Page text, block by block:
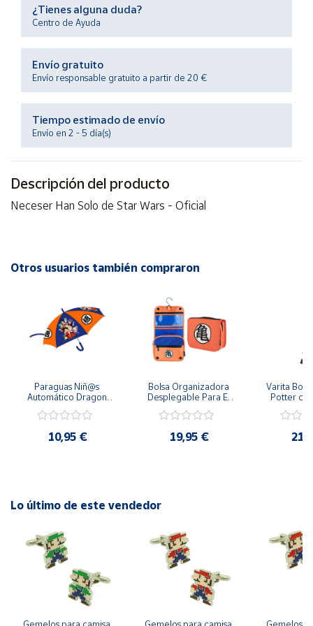
Productos
Solidarios
Ayuda
Centro
de ayuda
Contacto
Vendedores
vendedor
Cuenta
cliente
Ubicación
Baleares
Ceuta y
¿Tienes alguna duda?
Centro de Ayuda
Envío gratuito
Envío responsable gratuito a partir de 20 €
Tiempo estimado de envío
Envío en 2 - 5 día(s)
Descripción del producto
Neceser Han Solo de Star Wars - Oficial
Otros usuarios también compraron
Paraguas Niñ@s
Automático Dragon
48 cm y 78 cm
10,95 €
Bolsa Organizadora
Desplegable Para El
19,95 €
Varita
Potter
Draco
Lo último de este vendedor